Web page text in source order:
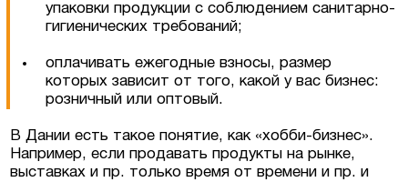
упаковки продукции с соблюдением санитарно-
гигиенических требований;
оплачивать ежегодные взносы, размер
которых зависит от того, какой у вас бизнес:
розничный или оптовый.
В Дании есть такое понятие, как «хобби-бизнес».
Например, если продавать продукты на рынке,
выставках и пр. только время от времени и пр. и
данных